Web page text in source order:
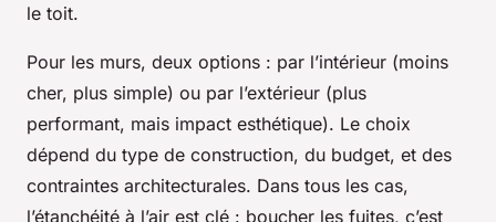
le toit.
Pour les murs, deux options : par l’intérieur (moins
cher, plus simple) ou par l’extérieur (plus
performant, mais impact esthétique). Le choix
dépend du type de construction, du budget, et des
contraintes architecturales. Dans tous les cas,
l’étanchéité à l’air est clé : boucher les fuites, c’est